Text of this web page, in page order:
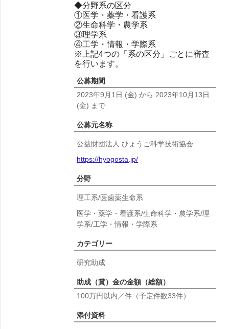
◆分野系の区分
①医学・薬学・看護系
②生命科学・農学系
③理学系
④工学・情報・学際系
※上記4つの「系の区分」ごとに審査
を行います。
公募期間
2023年9月1日 (金) から 2023年10月13日
(金) まで
公募元名称
公益財団法人 ひょうご科学技術協会
https://hyogosta.jp/
分野
理工系/医歯薬生命系
医学・薬学・看護系/生命科学・農学系/理
学系/工学・情報・学際系
カテゴリー
研究助成
助成（賞）金の金額（総額）
100万円以内／件（予定件数33件）
添付資料